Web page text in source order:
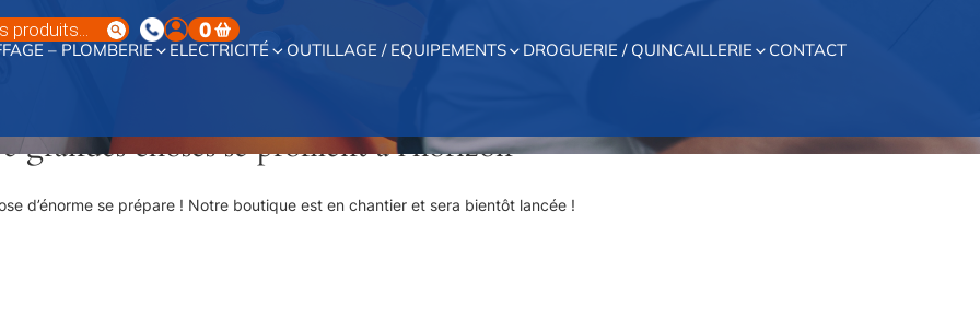
0
– PLOMBERIE ELECTRICITÉ OUTILLAGE / EQUIPEMENTS DROGUERIE / QUINCAILLERIE CONTACT
grandes choses se profilent à l’horizon
d’énorme se prépare ! Notre boutique est en chantier et sera bientôt lancée !